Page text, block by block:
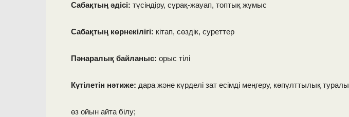
Сабақтың әдісі: түсіндіру, сұрақ-жауап, топтық жұмыс
Сабақтың көрнекілігі: кітап, сөздік, суреттер
Пәнаралық байланыс: орыс тілі
Күтілетін нәтиже: дара және күрделі зат есімді меңгеру, көпұлттылық туралы
өз ойын айта білу;